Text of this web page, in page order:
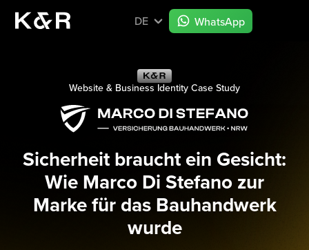
DE WhatsApp
Website & Business Identity Case Study
Sicherheit braucht ein Gesicht:
Wie Marco Di Stefano zur
Marke für das Bauhandwerk
wurde